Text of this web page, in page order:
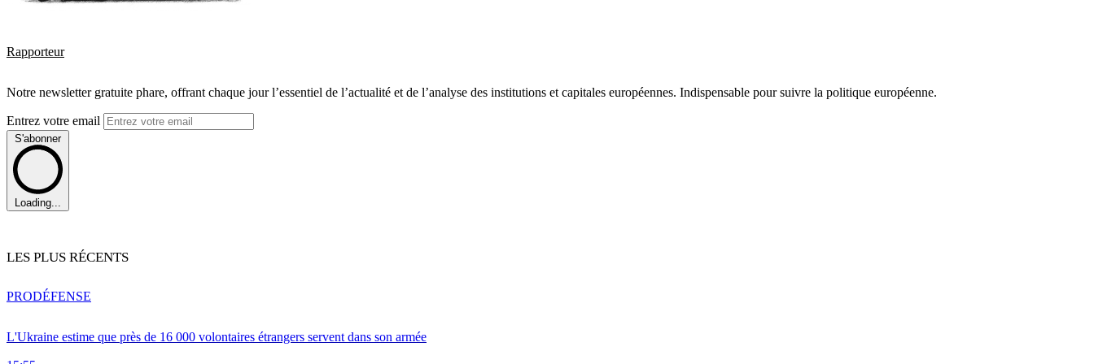
Rapporteur
Notre newsletter gratuite phare, offrant chaque jour l’essentiel de l’actualité et de l’analyse des institutions et capitales européennes. Indispensable pour suivre la politique européenne.
Entrez votre email
S'abonner
Loading...
LES PLUS RÉCENTS
L'Ukraine estime que près de 16 000 volontaires étrangers servent dans son armée
PRODÉFENSE